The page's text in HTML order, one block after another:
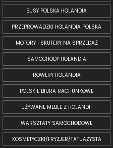
BUSY POLSKA HOLANDIA
PRZEPROWADZKI HOLANDIA POLSKA
MOTORY I SKUTERY NA SPRZEDAŻ
SAMOCHODY HOLANDIA
ROWERY HOLANDIA
POLSKIE BIURA RACHUNKOWE
UŻYWANE MEBLE Z HOLANDII
WARSZTATY SAMOCHODOWE
KOSMETYCZKI/FRYZJER/TATUAŻYSTA